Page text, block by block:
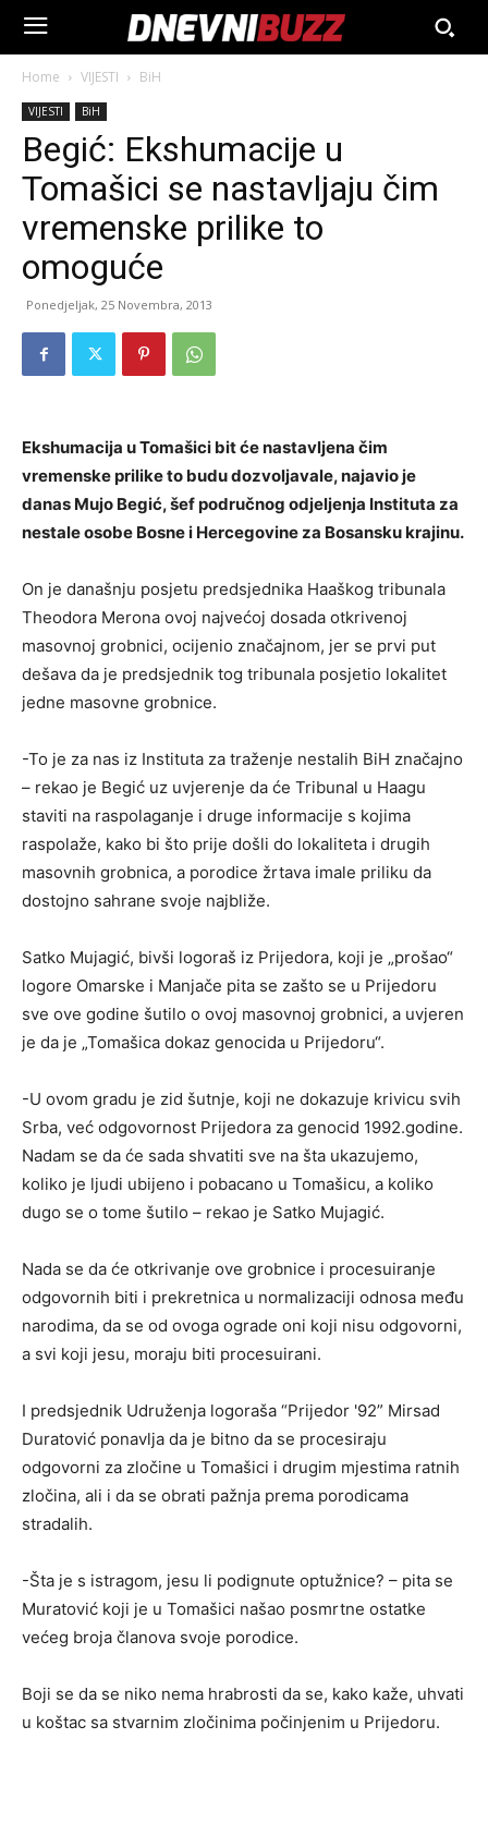
Home VIJESTI BiH
VIJESTI BiH
Begić: Ekshumacije u
Tomašici se nastavljaju čim
vremenske prilike to
omoguće
Ponedjeljak, 25 Novembra, 2013
Ekshumacija u Tomašici bit će nastavljena čim
vremenske prilike to budu dozvoljavale, najavio je
danas Mujo Begić, šef područnog odjeljenja Instituta za
nestale osobe Bosne i Hercegovine za Bosansku krajinu.
On je današnju posjetu predsjednika Haaškog tribunala
Theodora Merona ovoj najvećoj dosada otkrivenoj
masovnoj grobnici, ocijenio značajnom, jer se prvi put
dešava da je predsjednik tog tribunala posjetio lokalitet
jedne masovne grobnice.
-To je za nas iz Instituta za traženje nestalih BiH značajno
– rekao je Begić uz uvjerenje da će Tribunal u Haagu
staviti na raspolaganje i druge informacije s kojima
raspolaže, kako bi što prije došli do lokaliteta i drugih
masovnih grobnica, a porodice žrtava imale priliku da
dostojno sahrane svoje najbliže.
Satko Mujagić, bivši logoraš iz Prijedora, koji je „prošao“
logore Omarske i Manjače pita se zašto se u Prijedoru
sve ove godine šutilo o ovoj masovnoj grobnici, a uvjeren
je da je „Tomašica dokaz genocida u Prijedoru“.
-U ovom gradu je zid šutnje, koji ne dokazuje krivicu svih
Srba, već odgovornost Prijedora za genocid 1992.godine.
Nadam se da će sada shvatiti sve na šta ukazujemo,
koliko je ljudi ubijeno i pobacano u Tomašicu, a koliko
dugo se o tome šutilo – rekao je Satko Mujagić.
Nada se da će otkrivanje ove grobnice i procesuiranje
odgovornih biti i prekretnica u normalizaciji odnosa među
narodima, da se od ovoga ograde oni koji nisu odgovorni,
a svi koji jesu, moraju biti procesuirani.
I predsjednik Udruženja logoraša “Prijedor '92” Mirsad
Duratović ponavlja da je bitno da se procesiraju
odgovorni za zločine u Tomašici i drugim mjestima ratnih
zločina, ali i da se obrati pažnja prema porodicama
stradalih.
-Šta je s istragom, jesu li podignute optužnice? – pita se
Muratović koji je u Tomašici našao posmrtne ostatke
većeg broja članova svoje porodice.
Boji se da se niko nema hrabrosti da se, kako kaže, uhvati
u koštac sa stvarnim zločinima počinjenim u Prijedoru.